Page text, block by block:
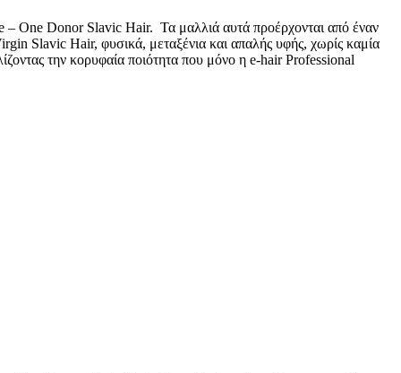
One Donor Slavic Hair. Τα μαλλιά αυτά προέρχονται από έναν
Slavic Hair, φυσικά, μεταξένια και απαλής υφής, χωρίς καμία
την κορυφαία ποιότητα που μόνο η e-hair Professional